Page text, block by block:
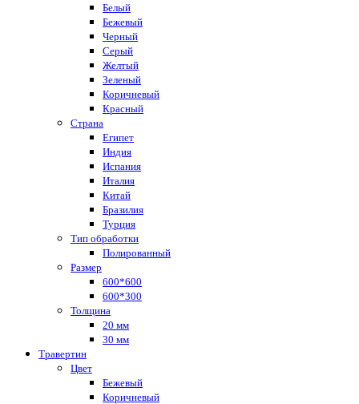
Белый
Бежевый
Черный
Серый
Желтый
Зеленый
Коричневый
Красный
Страна
Египет
Индия
Испания
Италия
Китай
Бразилия
Турция
Тип обработки
Полированный
Размер
600*600
600*300
Толщина
20 мм
30 мм
Травертин
Цвет
Бежевый
Коричневый